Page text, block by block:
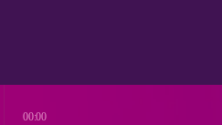
00:00